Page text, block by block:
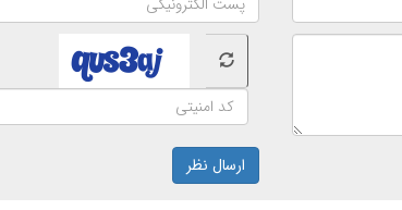
ارسال نظر